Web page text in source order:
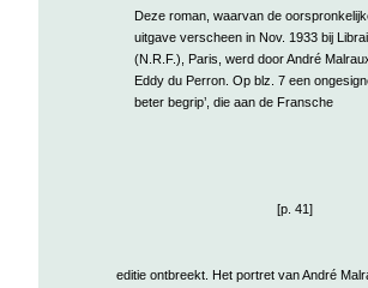
Deze roman, waarvan de
uitgave verscheen in Nov. 1933 bij
(N.R.F.), Paris, werd door André
Eddy du Perron. Op blz. 7 een
beter begrip’, die aan de Fransche
[p. 41]
editie ontbreekt. Het portret van André